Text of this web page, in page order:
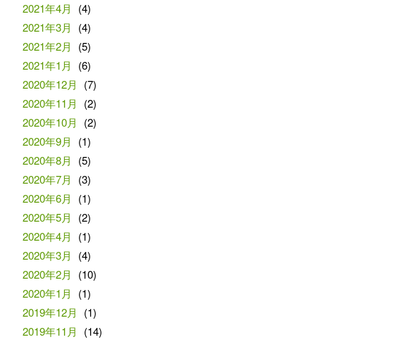
2021年4月
(4)
2021年3月
(4)
2021年2月
(5)
2021年1月
(6)
2020年12月
(7)
2020年11月
(2)
2020年10月
(2)
2020年9月
(1)
2020年8月
(5)
2020年7月
(3)
2020年6月
(1)
2020年5月
(2)
2020年4月
(1)
2020年3月
(4)
2020年2月
(10)
2020年1月
(1)
2019年12月
(1)
2019年11月
(14)